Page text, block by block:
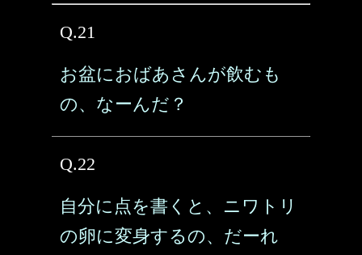
Q.21
お盆におばあさんが飲むも
の、なーんだ？
Q.22
自分に点を書くと、ニワトリ
の卵に変身するの、だーれ